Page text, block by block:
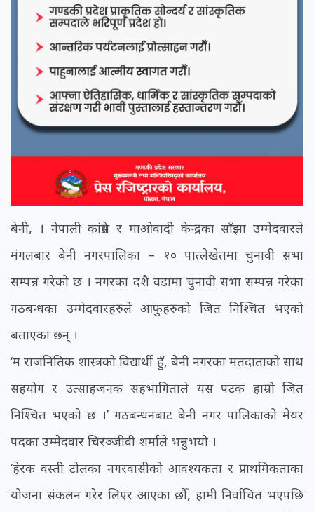
बेनी, । नेपाली कांग्रेस र माओवादी केन्द्रका साँझा उम्मेदवारले
मंगलबार बेनी नगरपालिका – १० पात्लेखेतमा चुनावी सभा
सम्पन्न गरेको छ । नगरका दशै वडामा चुनावी सभा सम्पन्न गरेका
गठबन्धका उम्मेदवारहरुले आफुहरुको जित निश्चित भएको
बताएका छन् ।
‘म राजनितिक शास्त्रको विद्यार्थी हुँ, बेनी नगरका मतदाताको साथ
सहयोग र उत्साहजनक सहभागिताले यस पटक हाम्रो जित
निश्चित भएको छ ।’ गठबन्धनबाट बेनी नगर पालिकाको मेयर
पदका उम्मेदवार चिरञ्जीवी शर्माले भन्नुभयो ।
‘हेरक वस्ती टोलका नगरवासीको आवश्यकता र प्राथमिकताका
योजना संकलन गरेर लिएर आएका छौँ, हामी निर्वाचित भएपछि